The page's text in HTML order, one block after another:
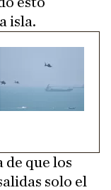
isla.
que los
solo el